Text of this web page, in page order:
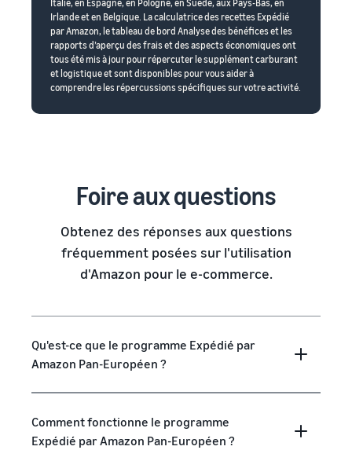
Italie, en Espagne, en Pologne, en Suède, aux Pays-Bas, en
Irlande et en Belgique. La calculatrice des recettes Expédié
par Amazon, le tableau de bord Analyse des bénéfices et les
rapports d’aperçu des frais et des aspects économiques ont
tous été mis à jour pour répercuter le supplément carburant
et logistique et sont disponibles pour vous aider à
comprendre les répercussions spécifiques sur votre activité.
Foire aux questions
Obtenez des réponses aux questions
fréquemment posées sur l'utilisation
d'Amazon pour le e-commerce.
Qu'est-ce que le programme Expédié par
Amazon Pan-Européen ?
Comment fonctionne le programme
Expédié par Amazon Pan-Européen ?